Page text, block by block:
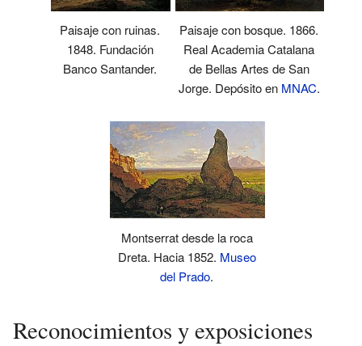
Paisaje con ruinas.
1848. Fundación
Banco Santander.
Paisaje con bosque. 1866.
Real Academia Catalana
de Bellas Artes de San
Jorge. Depósito en MNAC.
Montserrat desde la roca
Dreta. Hacia 1852. Museo
del Prado.
Reconocimientos y exposiciones